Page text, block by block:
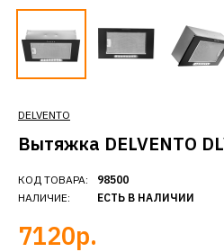
DELVENTO
Вытяжка DELVENTO
КОД ТОВАРА:
НАЛИЧИЕ:
98500
ЕСТЬ В НАЛИЧИИ
7120р.